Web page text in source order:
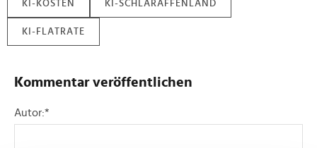
KI-KOSTEN KI-SCHLARAFFENLAND
KI-FLATRATE
Kommentar veröffentlichen
Autor:*